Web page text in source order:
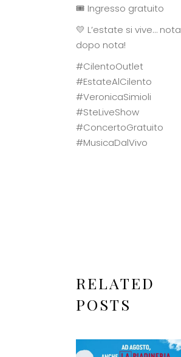
🎟️ Ingresso gratuito
💛 L’estate si vive… nota
dopo nota!
#CilentoOutlet
#EstateAlCilento
#VeronicaSimioli
#SteLiveShow
#ConcertoGratuito
#MusicaDalVivo
RELATED
POSTS